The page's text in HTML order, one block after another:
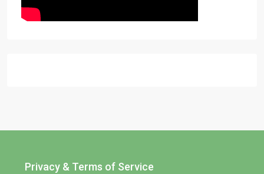
Privacy & Terms of Service